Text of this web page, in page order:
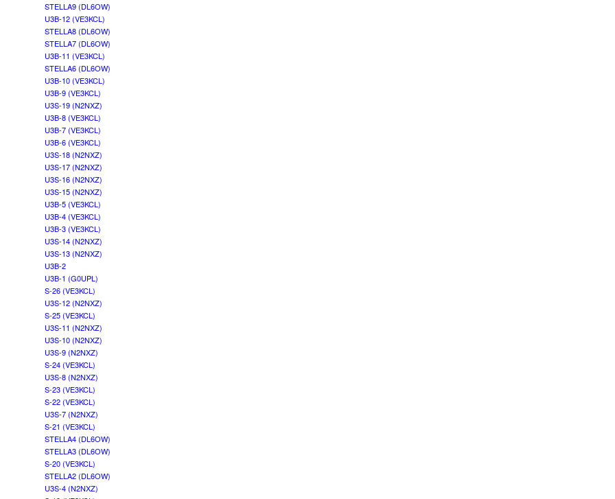
STELLA9 (DL6OW)
U3B-12 (VE3KCL)
STELLA8 (DL6OW)
STELLA7 (DL6OW)
U3B-11 (VE3KCL)
STELLA6 (DL6OW)
U3B-10 (VE3KCL)
U3B-9 (VE3KCL)
U3S-19 (N2NXZ)
U3B-8 (VE3KCL)
U3B-7 (VE3KCL)
U3B-6 (VE3KCL)
U3S-18 (N2NXZ)
U3S-17 (N2NXZ)
U3S-16 (N2NXZ)
U3S-15 (N2NXZ)
U3B-5 (VE3KCL)
U3B-4 (VE3KCL)
U3B-3 (VE3KCL)
U3S-14 (N2NXZ)
U3S-13 (N2NXZ)
U3B-2
U3B-1 (G0UPL)
S-26 (VE3KCL)
U3S-12 (N2NXZ)
S-25 (VE3KCL)
U3S-11 (N2NXZ)
U3S-10 (N2NXZ)
U3S-9 (N2NXZ)
S-24 (VE3KCL)
U3S-8 (N2NXZ)
S-23 (VE3KCL)
S-22 (VE3KCL)
U3S-7 (N2NXZ)
S-21 (VE3KCL)
STELLA4 (DL6OW)
STELLA3 (DL6OW)
S-20 (VE3KCL)
STELLA2 (DL6OW)
U3S-4 (N2NXZ)